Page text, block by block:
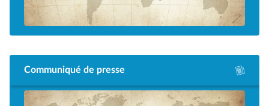
Communiqué de presse